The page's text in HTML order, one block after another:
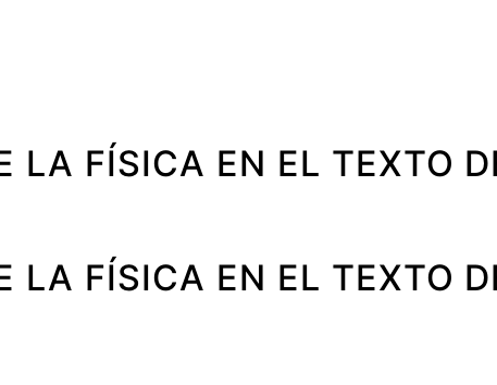
LA FÍSICA EN EL TEXTO
LA FÍSICA EN EL TEXTO